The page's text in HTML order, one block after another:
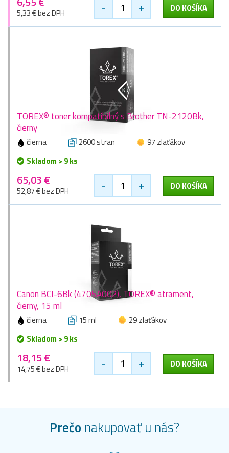
5,33 € bez DPH - + DO KOŠÍKA
TOREX® toner kompatibilný s Brother TN-2120Bk,
čierny
čierna 2600 stran
97 zlaťákov
Skladom > 9 ks
65,03 €
52,87 € bez DPH - + DO KOŠÍKA
Canon BCI-6Bk (4705A002), TOREX® atrament,
čierny, 15 ml
čierna 15 ml
29 zlaťákov
Skladom > 9 ks
18,15 €
14,75 € bez DPH - + DO KOŠÍKA
Prečo nakupovať u nás?